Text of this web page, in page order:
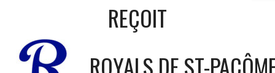
REÇOIT
ROYALS DE ST-